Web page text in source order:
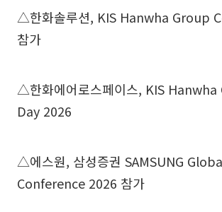
△한화솔루션, KIS Hanwha Group
참가
△한화에어로스페이스, KIS
Day 2026
△에스원, 삼성증권 SAMSUNG
Conference 2026 참가